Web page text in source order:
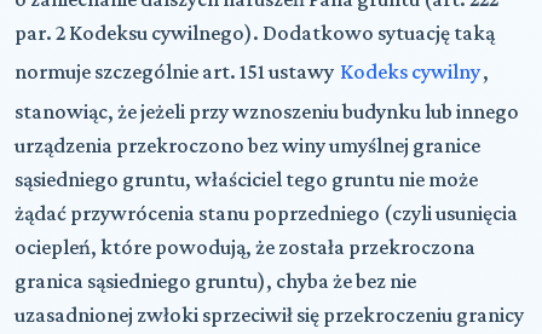
par. 2 Kodeksu cywilnego). Dodatkowo sytuację taką
normuje szczególnie art. 151 ustawy Kodeks cywilny,
stanowiąc, że jeżeli przy wznoszeniu budynku lub innego
urządzenia przekroczono bez winy umyślnej granice
sąsiedniego gruntu, właściciel tego gruntu nie może
żądać przywrócenia stanu poprzedniego (czyli usunięcia
ociepleń, które powodują, że została przekroczona
granica sąsiedniego gruntu), chyba że bez nie
uzasadnionej zwłoki sprzeciwił się przekroczeniu granicy